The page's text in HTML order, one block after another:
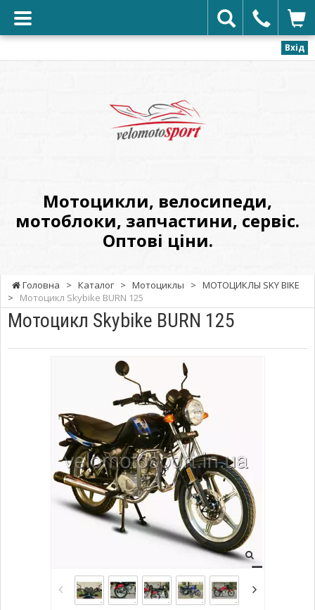
Вхід
Оптові
ціни.
Мотоцикли, велосипеди,
мотоблоки, запчастини, сервіс.
Оптові ціни.
Головна > Каталог > Мотоциклы > МОТОЦИКЛЫ SKY BIKE
>
Мотоцикл Skybike BURN 125
Мотоцикл Skybike BURN 125